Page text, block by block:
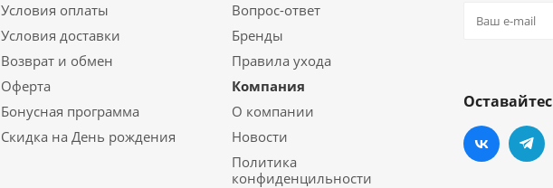
Условия оплаты
Условия доставки
Возврат и обмен
Оферта
Бонусная программа
Скидка на День рождения
Вопрос-ответ
Бренды
Правила ухода
Компания
О компании
Новости
Политика
конфиденцильности